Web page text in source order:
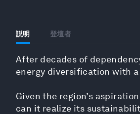
説明 登壇者
After decades of
energy diversification with
Given the region’s
can it realize its